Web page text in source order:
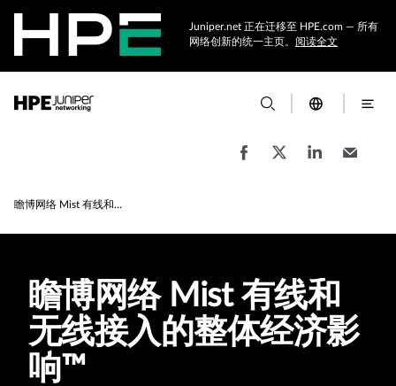
Juniper.net 正在迁移至 HPE.com — 所有
网络创新的统一主页。 阅读全文
瞻博网络 Mist 有线和无线的整体经济影响 | Forrester 研究
瞻博网络 Mist 有线和
无线接入的整体经济影
响™